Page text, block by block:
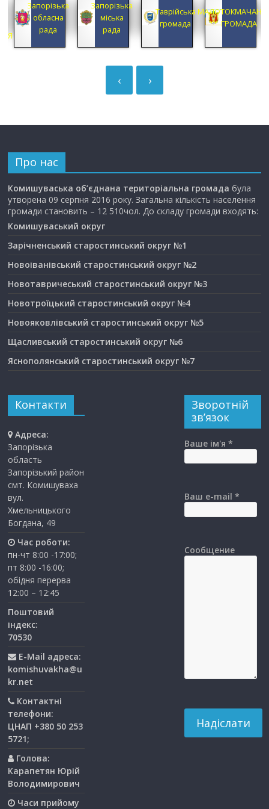
Запорізька
обласна
рада
Запорізька
міська
рада
Таврійська
громада
ГРОМАДА
›
‹
Про нас
Комишуваська об’єднана територіальна громада була
утворена 09 серпня 2016 року. Загальна кількість населення
громади становить – 12 510чол. До складу громади входять:
Комишуваський округ
Зарічненський старостинський округ №1
Новоіванівський старостинський округ №2
Новотавричеський старостинський округ №3
Новотроїцький старостинський округ №4
Новояковлівський старостинський округ №5
Щасливський старостинський округ №6
Яснополянський старостинський округ №7
Контакти
Адреса:
Запорізька
область
Запорізький район
смт. Комишуваха
вул.
Хмельницького
Богдана, 49
Час роботи:
пн-чт 8:00 -17:00;
пт 8:00 -16:00;
обідня перерва
12:00 – 12:45
Поштовий
індекс:
70530
E-Mail адреса:
komishuvakha@u
kr.net
Контактні
телефони:
ЦНАП +380 50 253
5721;
Голова:
Карапетян Юрій
Володимирович
Часи прийому
Зворотній
зв’язок
Ваше ім'я *
Ваш e-mail *
Сообщение